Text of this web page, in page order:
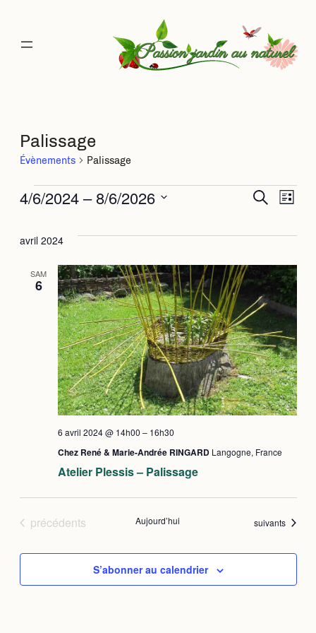
Palissage
Évènements Palissage
Évènements
et
de
vues
Recherche
de
Liste
4/6/2024 – 8/6/2026
date.
avril 2024
SAM
6
Atelier Plessis – Palissage
6 avril 2024 @ 14h00 – 16h30
Chez René & Marie-Andrée RINGARD Langogne, France
Évènements
précédents Aujourd’hui Évènements
suivants
S’abonner au calendrier